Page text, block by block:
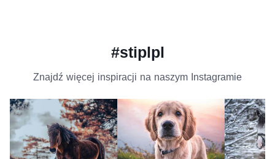
#stiplpl
Znajdź więcej inspiracji na naszym Instagramie